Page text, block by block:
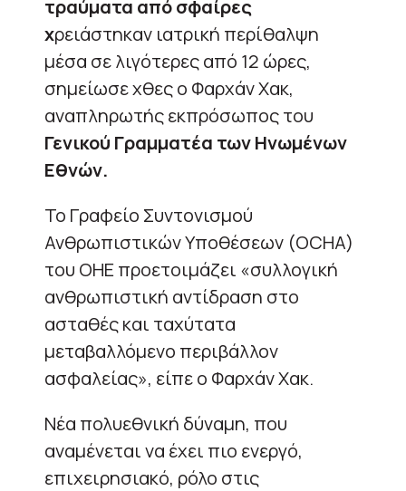
τραύματα από σφαίρες
χρειάστηκαν ιατρική περίθαλψη
μέσα σε λιγότερες από 12 ώρες,
σημείωσε χθες ο Φαρχάν Χακ,
αναπληρωτής εκπρόσωπος του
Γενικού Γραμματέα των Ηνωμένων
Εθνών.
Το Γραφείο Συντονισμού
Ανθρωπιστικών Υποθέσεων (OCHA)
του ΟΗΕ προετοιμάζει «συλλογική
ανθρωπιστική αντίδραση στο
ασταθές και ταχύτατα
μεταβαλλόμενο περιβάλλον
ασφαλείας», είπε ο Φαρχάν Χακ.
Νέα πολυεθνική δύναμη, που
αναμένεται να έχει πιο ενεργό,
επιχειρησιακό, ρόλο στις